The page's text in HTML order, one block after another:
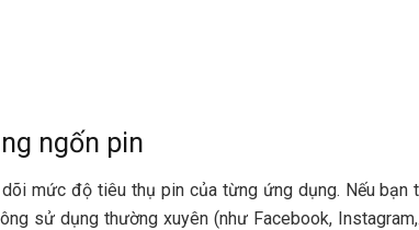
ngốn pin
mức độ tiêu thụ pin của từng ứng dụng. Nếu bạn
sử dụng thường xuyên (như Facebook,